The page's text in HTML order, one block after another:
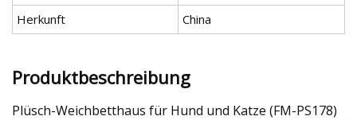
Herkunft
China
Produktbeschreibung
Plüsch-Weichbetthaus für Hund und Katze (FM-PS178)